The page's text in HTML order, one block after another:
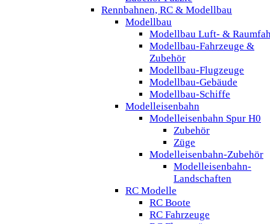
Rennbahnen, RC & Modellbau
Modellbau
Modellbau Luft- &
Modellbau-Fahrzeuge &
Zubehör
Modellbau-Flugzeuge
Modellbau-Gebäude
Modellbau-Schiffe
Modelleisenbahn
Modelleisenbahn Spur H0
Zubehör
Züge
Modelleisenbahn-Zubehör
Modelleisenbahn-
Landschaften
RC Modelle
RC Boote
RC Fahrzeuge